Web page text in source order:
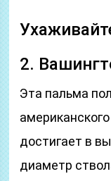
2.
Эта пальма
достигает в
диаметр